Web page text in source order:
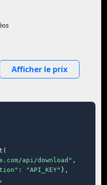
Afficher le prix
api/download" ,
: "API_KEY" },